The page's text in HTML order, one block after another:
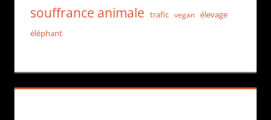
souffrance animale trafic vegan
élevage
éléphant